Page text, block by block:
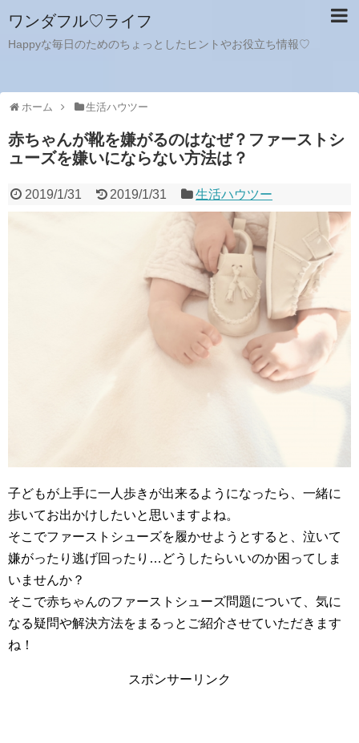
ワンダフル♡ライフ
Happyな毎日のためのちょっとしたヒントやお役立ち情報♡
ホーム 生活ハウツー
赤ちゃんが靴を嫌がるのはなぜ？ファーストシ
ューズを嫌いにならない方法は？
2019/1/31 2019/1/31 生活ハウツー
子どもが上手に一人歩きが出来るようになったら、一緒に
歩いてお出かけしたいと思いますよね。
そこでファーストシューズを履かせようとすると、泣いて
嫌がったり逃げ回ったり…どうしたらいいのか困ってしま
いませんか？
そこで赤ちゃんのファーストシューズ問題について、気に
なる疑問や解決方法をまるっとご紹介させていただきます
ね！
スポンサーリンク